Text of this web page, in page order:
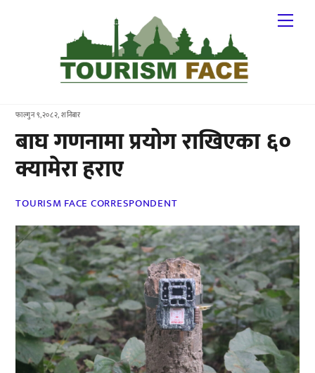
फाल्गुन ९,२०८२, शनिबार
बाघ गणनामा प्रयोग राखिएका ६०
क्यामेरा हराए
TOURISM FACE CORRESPONDENT